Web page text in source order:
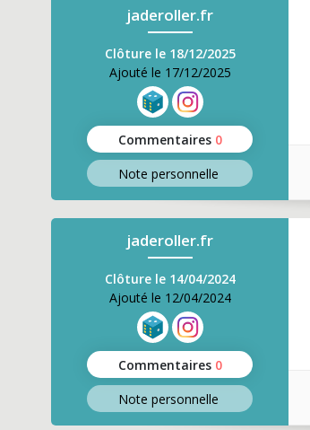
jaderoller.fr
Clôture le 18/12/2025
Ajouté le 17/12/2025
Commentaires 0
Note personnelle
jaderoller.fr
Clôture le 14/04/2024
Ajouté le 12/04/2024
Commentaires 0
Note personnelle